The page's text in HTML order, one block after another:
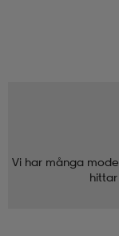
Vi har många